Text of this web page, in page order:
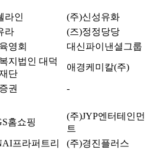
라인
(주)신성유화
라
(즈)정정당당
영회 대신파이낸셜그룹
지법인 대덕
단
애경케미칼(주)
권 -
홈쇼핑
(주)JYP엔터테인먼
트
프라퍼트리
(주)경진플러스